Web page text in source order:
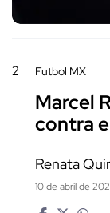
2 Futbol MX
Marcel
contra
Renata
10 de abril de